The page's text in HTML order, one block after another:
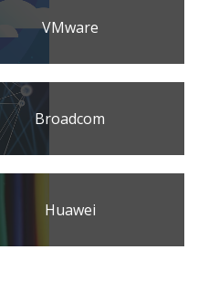
VMware
Broadcom
Huawei